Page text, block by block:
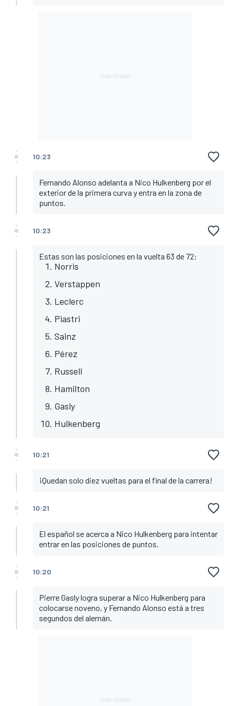
10:23
Fernando Alonso adelanta a Nico Hulkenberg por el
exterior de la primera curva y entra en la zona de
puntos.
10:23
Estas son las posiciones en la vuelta 63 de 72:
Norris
Verstappen
Leclerc
Piastri
Sainz
Pérez
Russell
Hamilton
Gasly
Hulkenberg
10:21
¡Quedan solo diez vueltas para el final de la carrera!
10:21
El español se acerca a Nico Hulkenberg para intentar
entrar en las posiciones de puntos.
10:20
Pierre Gasly logra superar a Nico Hulkenberg para
colocarse noveno, y Fernando Alonso está a tres
segundos del alemán.